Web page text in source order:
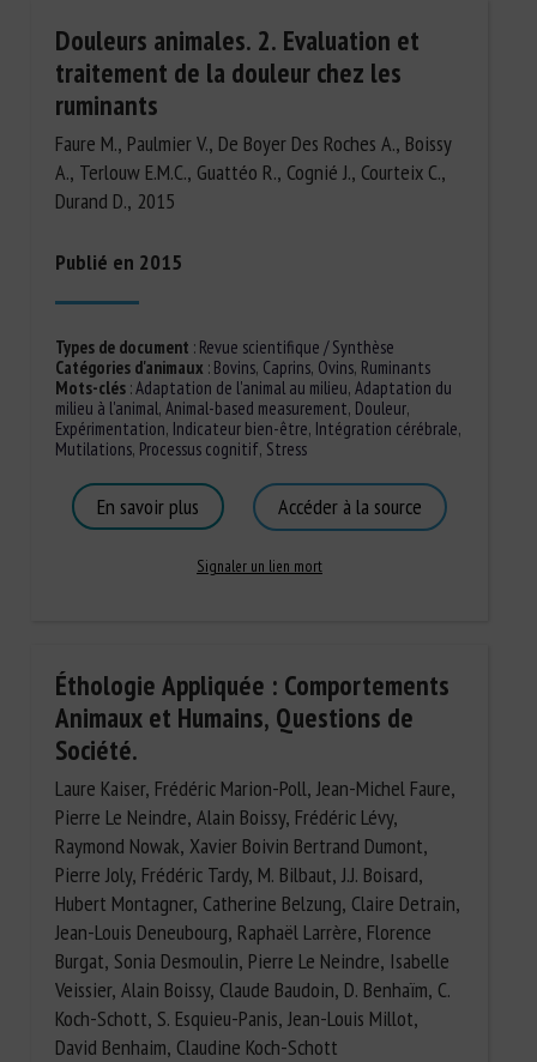
Douleurs animales. 2. Evaluation et
traitement de la douleur chez les
ruminants
Faure M., Paulmier V., De Boyer Des Roches A., Boissy
A., Terlouw E.M.C., Guattéo R., Cognié J., Courteix C.,
Durand D., 2015
Publié en 2015
Types de document : Revue scientifique / Synthèse
Catégories d'animaux : Bovins, Caprins, Ovins, Ruminants
Mots-clés:Adaptation de l'animal au milieu, Adaptation du
milieu à l'animal, Animal-based measurement, Douleur,
Expérimentation, Indicateur bien-être, Intégration cérébrale,
Mutilations, Processus cognitif, Stress
En savoir plus Accéder à la source
Signaler un lien mort
Éthologie Appliquée : Comportements
Animaux et Humains, Questions de
Société.
Laure Kaiser, Frédéric Marion-Poll, Jean-Michel Faure,
Pierre Le Neindre, Alain Boissy, Frédéric Lévy,
Raymond Nowak, Xavier Boivin Bertrand Dumont,
Pierre Joly, Frédéric Tardy, M. Bilbaut, J.J. Boisard,
Hubert Montagner, Catherine Belzung, Claire Detrain,
Jean-Louis Deneubourg, Raphaël Larrère, Florence
Burgat, Sonia Desmoulin, Pierre Le Neindre, Isabelle
Veissier, Alain Boissy, Claude Baudoin, D. Benhaïm, C.
Koch-Schott, S. Esquieu-Panis, Jean-Louis Millot,
David Benhaim, Claudine Koch-Schott